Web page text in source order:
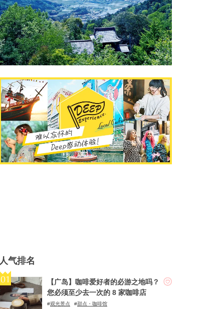
人气排名
【广岛】咖啡爱好者的必游之地吗？
您必须至少去一次的 8 家咖啡店
观光景点 甜点・咖啡馆